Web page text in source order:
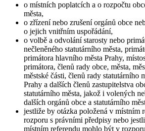
o místních poplatcích a o rozpočtu
města,
o zřízení nebo zrušení orgánů obce
o jejich vnitřním uspořádání,
o volbě a odvolání starosty nebo
nečleněného statutárního města,
primátora hlavního města Prahy,
primátora, členů rady obce, města,
městské části, členů rady statutárního
Prahy a dalších členů zastupitelstva
statutárního města, jakož i volených
dalších orgánů obce a statutárního
jestliže by otázka položená v místním
rozporu s právními předpisy nebo
místním referendu mohlo být v